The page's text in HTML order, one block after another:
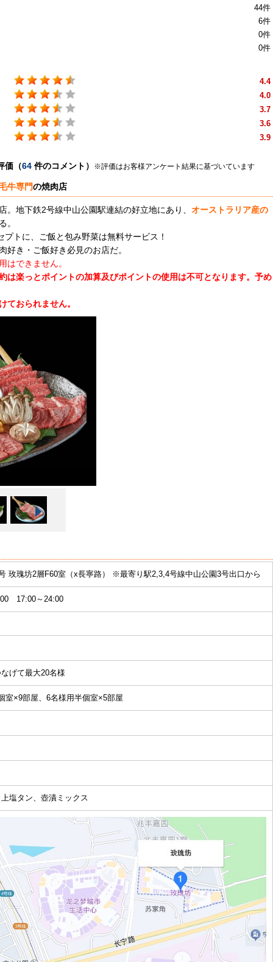
44件
6件
0件
0件
4.4
4.0
3.7
3.6
3.9
価（64 件のコメント） ※評価はお客様アンケート結果に基づいています
牛専門の焼肉店
。地下鉄2号線中山公園駅連結の好立地にあり、 オーストラリア産の
。
プトに、ご飯と包み野菜は無料サービス！
好き・ご飯好き必見のお店だ。
できません。
は楽っとポイントの加算及びポイントの使用は不可となります。 予め
おられません。
玫瑰坊2層F60室（x長寧路） ※最寄り駅2,3,4号線中山公園3号出口から
17:00～24:00
げて最大20名様
室×9部屋、6名様用半個室×5部屋
塩タン、壺漬ミックス